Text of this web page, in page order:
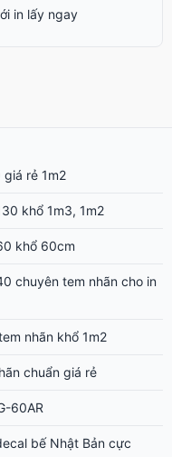
in lấy ngay
rẻ 1m2
khổ 1m3, 1m2
khổ 60cm
chuyên tem nhãn cho in
nhãn khổ 1m2
chuẩn giá rẻ
60AR
bế Nhật Bản cực